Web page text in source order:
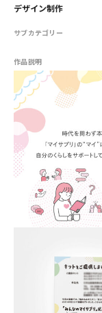
デザイン制作
サブカテゴリー
作品説明